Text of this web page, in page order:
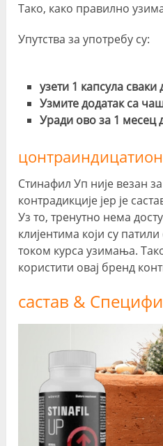
Тако, како правилно
Упутства за употребу су:
узети 1 капсула сваки
Узмите додатак са
Уради ово за 1 месец
Стинафил Уп није везан
контрадикције јер је
Уз то, тренутно нема
клијентима који су
током курса узимања.
користити овај бренд
састав &